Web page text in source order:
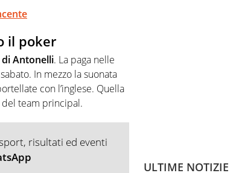
il poker
Antonelli. La paga nelle
In mezzo la suonata
con l’inglese. Quella
team principal.
risultati ed eventi
ULTIME NOTIZIE